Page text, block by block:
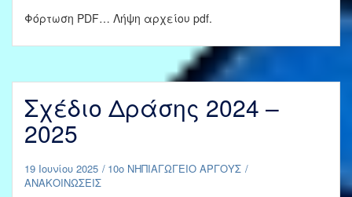
Φόρτωση PDF… Λήψη αρχείου pdf.
Σχέδιο Δράσης 2024 –
2025
19 Ιουνίου 2025
10ο ΝΗΠΙΑΓΩΓΕΙΟ ΑΡΓΟΥΣ
ΑΝΑΚΟΙΝΩΣΕΙΣ